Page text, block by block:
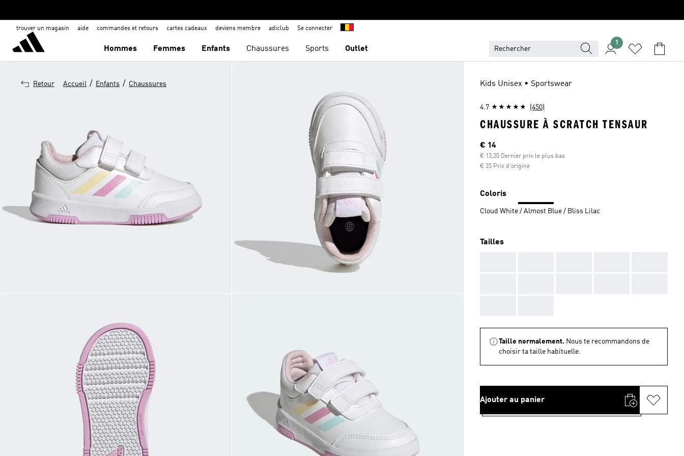
trouver un magasin aide commandes et retours cartes cadeaux deviens membre adiclub Se connecter
Hommes Femmes Enfants Chaussures Sports Outlet
1
Retour Accueil / Enfants / Chaussures Kids Unisex • Sportswear
4.7 (450)
CHAUSSURE À SCRATCH TENSAUR
Current price
€ 14
€ 13,20 Dernier prix le plus bas
€ 35 Prix d'origine
Coloris
Cloud White / Almost Blue / Bliss Lilac
Tailles
Taille normalement. Nous te recommandons de
choisir ta taille habituelle.
Ajouter au panier